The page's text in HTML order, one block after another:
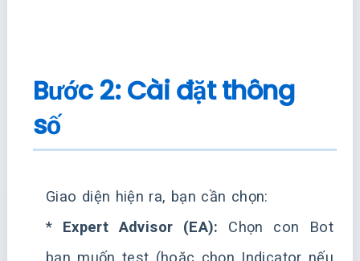
Bước 2: Cài đặt thông
số
Giao diện hiện ra, bạn cần chọn:
* Expert Advisor (EA): Chọn con Bot